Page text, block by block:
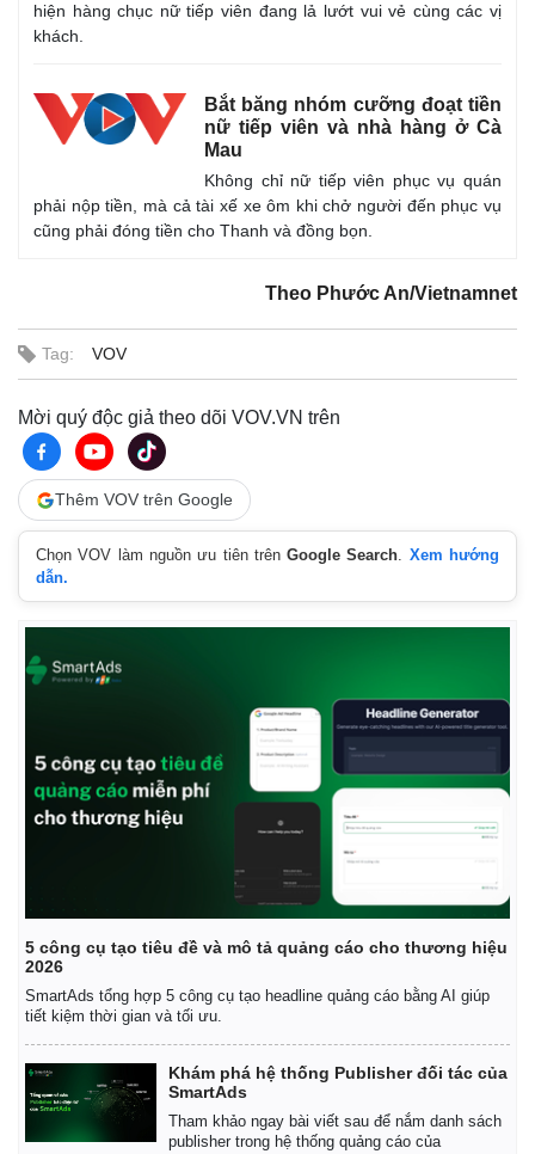
Khởi nghiệp
Thị trường
Tiêu dùng
Chứng khoán
hiện hàng chục nữ tiếp viên đang lả lướt vui vẻ cùng các vị
khách.
Bắt băng nhóm cưỡng đoạt tiền
nữ tiếp viên và nhà hàng ở Cà
Mau
Không chỉ nữ tiếp viên phục vụ quán
phải nộp tiền, mà cả tài xế xe ôm khi chở người đến phục vụ
cũng phải đóng tiền cho Thanh và đồng bọn.
Theo Phước An/Vietnamnet
Tag: VOV
Mời quý độc giả theo dõi VOV.VN trên
Thêm VOV trên Google
Chọn VOV làm nguồn ưu tiên trênGoogle Search. Xem hướng
dẫn.
5 công cụ tạo tiêu đề và mô tả quảng cáo cho thương hiệu
2026
SmartAds tổng hợp 5 công cụ tạo headline quảng cáo bằng AI giúp
tiết kiệm thời gian và tối ưu.
Khám phá hệ thống Publisher đối tác của
SmartAds
Tham khảo ngay bài viết sau để nắm danh sách
publisher trong hệ thống quảng cáo của